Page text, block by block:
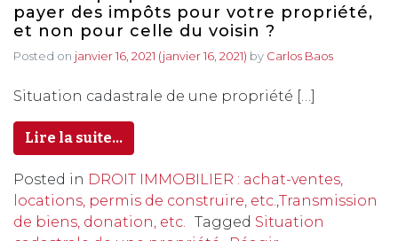
payer des impôts pour votre propriété,
et non pour celle du voisin ?
Posted on janvier 16, 2021 (janvier 16, 2021) by Carlos Baos
Situation cadastrale de une propriété […]
Lire la suite…
Posted in DROIT IMMOBILIER : achat-ventes,
locations, permis de construire, etc.,Transmission
de biens, donation, etc. Tagged Situation